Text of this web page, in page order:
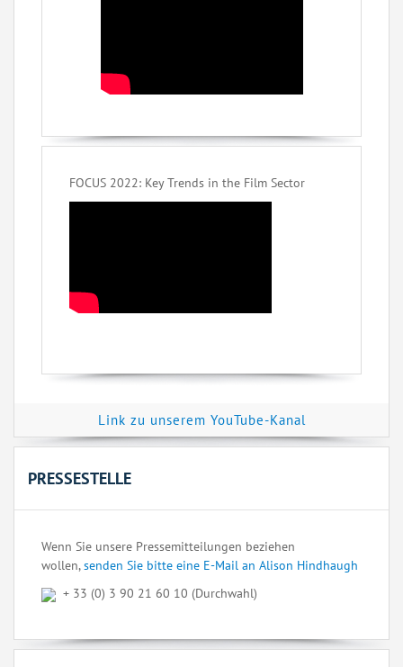
FOCUS 2022: Key Trends in the Film Sector
Link zu unserem YouTube-Kanal
PRESSESTELLE
Wenn Sie unsere Pressemitteilungen beziehen
wollen,senden Sie bitte eine E-Mail an Alison Hindhaugh
+ 33 (0) 3 90 21 60 10 (Durchwahl)